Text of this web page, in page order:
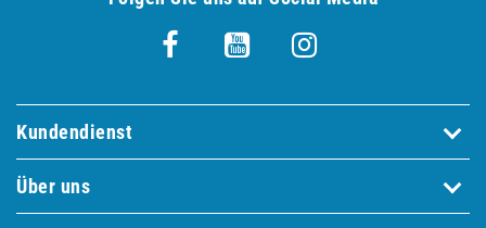
Kundendienst
Über uns